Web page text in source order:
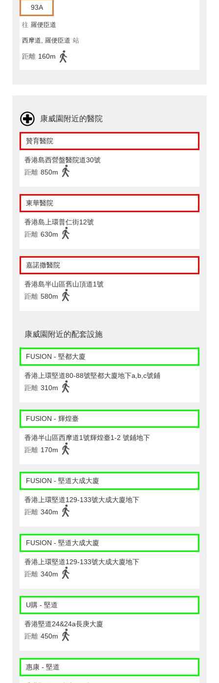
93A
往 羅便臣道
西摩道, 羅便臣道 站
距離 160m
康威園附近的醫院
贊育醫院
香港島西營盤醫院道30號
距離 850m
東華醫院
香港島上環普仁街12號
距離 630m
嘉諾撒醫院
香港島半山區舊山頂道1號
距離 580m
康威園附近的配套設施
FUSION - 堅都大廈
香港上環堅道80-88號堅都大廈地下a,b,c號鋪
距離 310m
FUSION - 輝煌臺
香港半山區西摩道1號輝煌臺1-2 號鋪地下
距離 170m
FUSION - 堅道大成大廈
香港上環堅道129-133號大成大廈地下
距離 340m
FUSION - 堅道大成大廈
香港上環堅道129-133號大成大廈地下
距離 340m
U購 - 堅道
香港堅道24&24a長庚大廈
距離 450m
惠康 - 堅道